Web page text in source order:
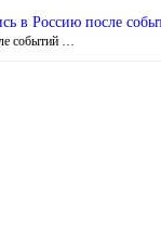
в Россию после
событий …